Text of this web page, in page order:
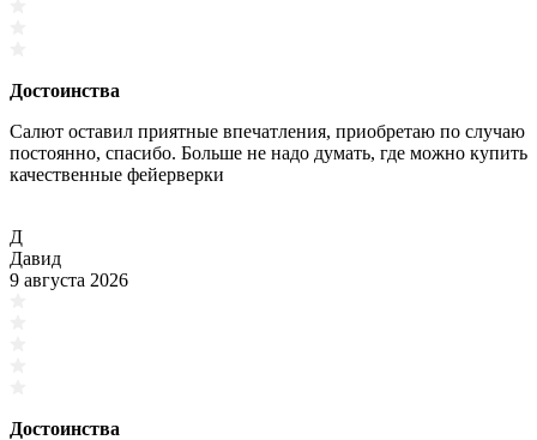
Достоинства
Салют оставил приятные впечатления, приобретаю по случаю
постоянно, спасибо. Больше не надо думать, где можно купить
качественные фейерверки
Д
Давид
9 августа 2026
Достоинства